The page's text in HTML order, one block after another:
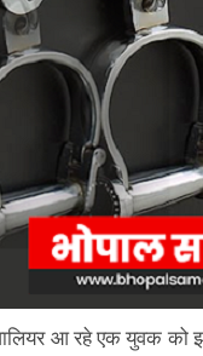
आ रहे एक युवक को